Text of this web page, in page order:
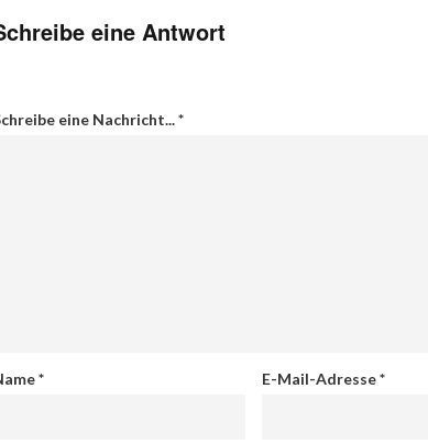
eine Antwort
eine Nachricht...*
* E-Mail-Adresse*